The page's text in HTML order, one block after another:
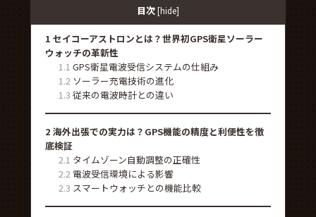
目次 [hide]
1 セイコーアストロンとは？世界初GPS衛星ソーラー
ウォッチの革新性
1.1 GPS衛星電波受信システムの仕組み
1.2ソーラー充電技術の進化
1.3 従来の電波時計との違い
2 海外出張での実力は？GPS機能の精度と利便性を徹
底検証
2.1 タイムゾーン自動調整の正確性
2.2電波受信環境による影響
2.3 スマートウォッチとの機能比較